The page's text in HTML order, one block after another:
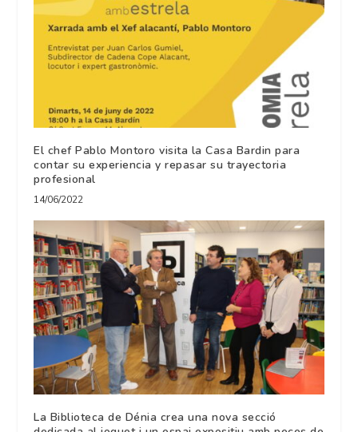
El chef Pablo Montoro visita la Casa Bardin para
contar su experiencia y repasar su trayectoria
profesional
14/06/2022
La Biblioteca de Dénia crea una nova secció